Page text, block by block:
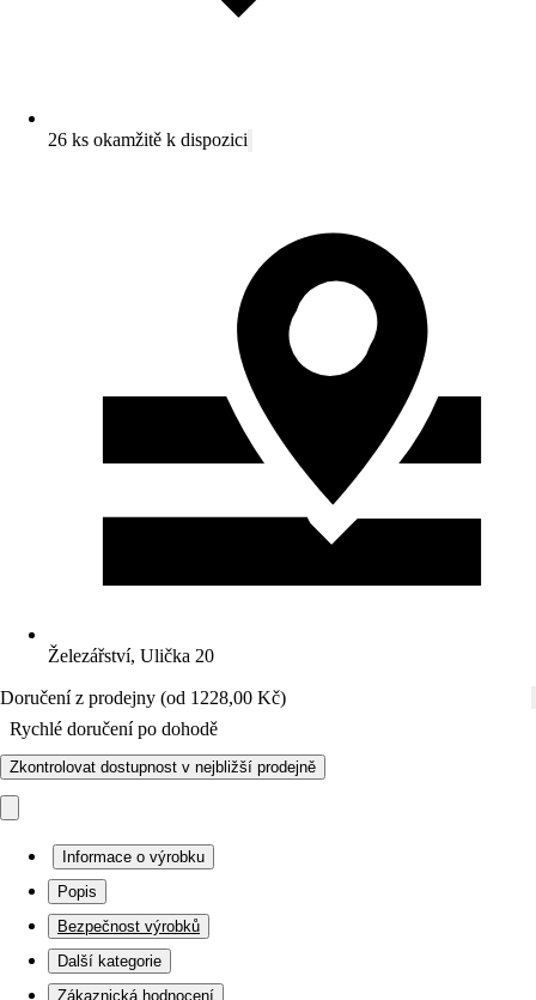
26 ks okamžitě k dispozici
Železářství, Ulička 20
Doručení z prodejny (od 1228,00 Kč)
Rychlé doručení po dohodě
Zkontrolovat dostupnost v nejbližší prodejně
Informace o výrobku
Popis
Bezpečnost výrobků
Další kategorie
Zákaznická hodnocení